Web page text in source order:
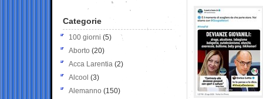
Categorie
100 giorni (5)
Aborto (20)
Acca Larentia (2)
Alcool (3)
Alemanno (150)